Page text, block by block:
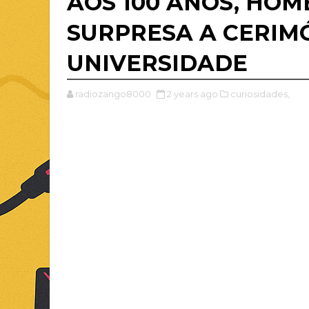
SURPRESA A
UNIVERSIDADE
radiozango8000 2 years ago curiosidades,